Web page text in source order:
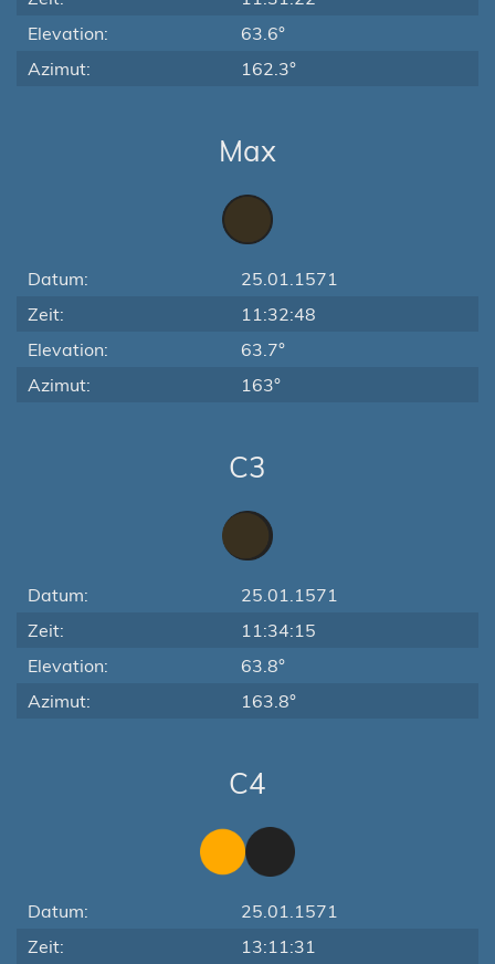
Elevation:
63.6°
Azimut:
162.3°
Max
Datum:
25.01.1571
Zeit:
11:32:48
Elevation:
63.7°
Azimut:
163°
C3
Datum:
25.01.1571
Zeit:
11:34:15
Elevation:
63.8°
Azimut:
163.8°
C4
Datum:
25.01.1571
Zeit:
13:11:31